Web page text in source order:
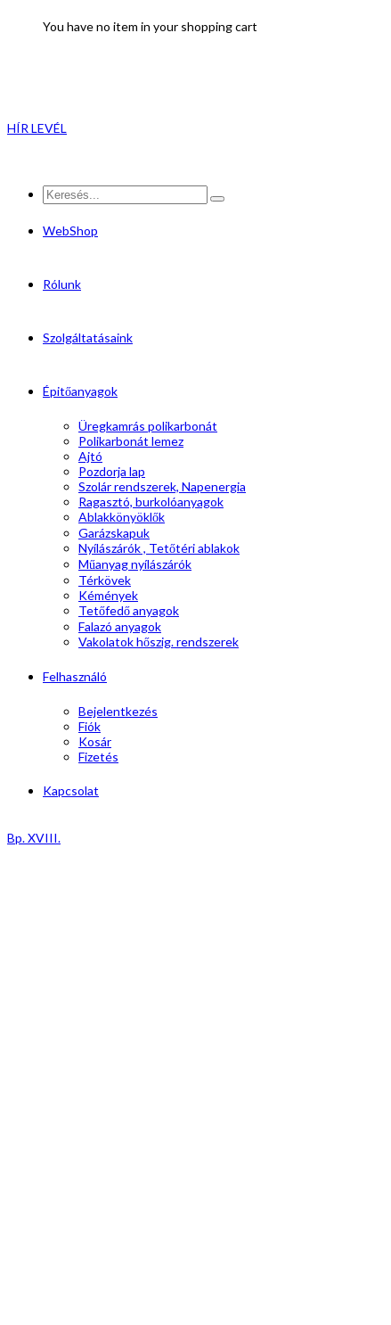
You have no item in your shopping cart
HÍR LEVÉL
WebShop
Rólunk
Szolgáltatásaink
Épitőanyagok
Üregkamrás polikarbonát
Polikarbonát lemez
Ajtó
Pozdorja lap
Szolár rendszerek, Napenergia
Ragasztó, burkolóanyagok
Ablakkönyöklők
Garázskapuk
Nyílászárók , Tetőtéri ablakok
Műanyag nyílászárók
Térkövek
Kémények
Tetőfedő anyagok
Falazó anyagok
Vakolatok hőszig. rendszerek
Felhasználó
Bejelentkezés
Fiók
Kosár
Fizetés
Kapcsolat
Bp. XVIII.